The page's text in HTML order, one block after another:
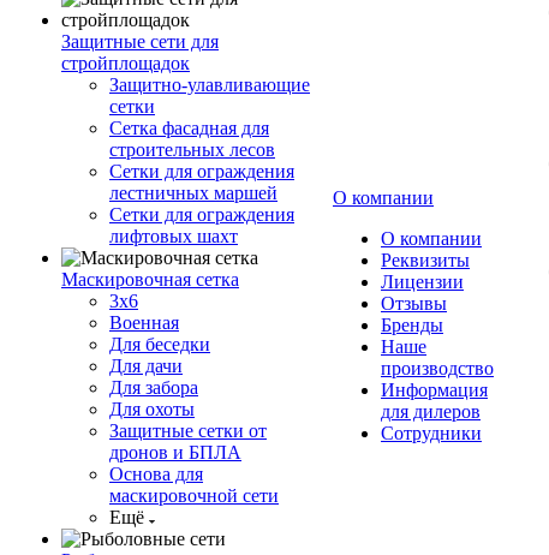
Защитные сети для
стройплощадок
Защитно-улавливающие
сетки
Сетка фасадная для
строительных лесов
Сетки для ограждения
лестничных маршей
Сетки для ограждения
лифтовых шахт
Маскировочная сетка
3х6
Военная
Для беседки
Для дачи
Для забора
Для охоты
Защитные сетки от
дронов и БПЛА
Основа для
маскировочной сети
Ещё
О компании
О компании
Реквизиты
Лицензии
Отзывы
Бренды
Наше
производство
Информация
для дилеров
Сотрудники